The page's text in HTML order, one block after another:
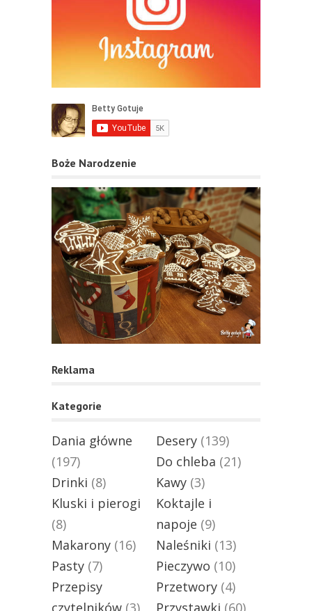
Boże Narodzenie
Reklama
Kategorie
Dania główne
(197)
Desery (139)
Do chleba (21)
Drinki (8) Kawy (3)
Kluski i pierogi
(8)
Koktajle i
napoje (9)
Makarony (16) Naleśniki (13)
Pasty (7) Pieczywo (10)
Przepisy
czytelników (3)
Przetwory (4)
Przystawki (60)